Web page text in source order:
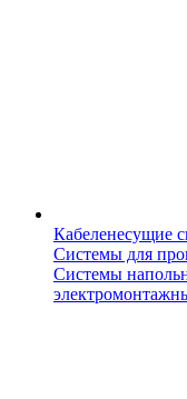
Кабеленесущие
Системы для
Системы